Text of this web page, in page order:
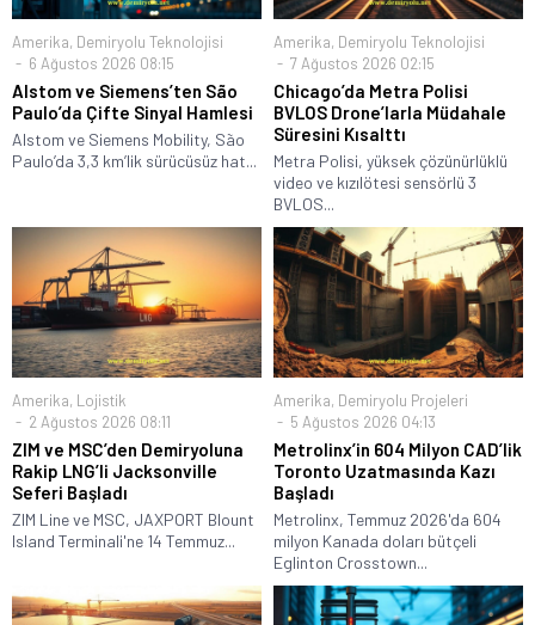
Amerika, Demiryolu Teknolojisi
6 Ağustos 2026 08:15
Alstom ve Siemens’ten São
Paulo’da Çifte Sinyal Hamlesi
Alstom ve Siemens Mobility, São
Paulo’da 3,3 km’lik sürücüsüz hat...
Amerika, Demiryolu Teknolojisi
7 Ağustos 2026 02:15
Chicago’da Metra Polisi
BVLOS Drone’larla Müdahale
Süresini Kısalttı
Metra Polisi, yüksek çözünürlüklü
video ve kızılötesi sensörlü 3
BVLOS...
Amerika, Lojistik
2 Ağustos 2026 08:11
ZIM ve MSC’den Demiryoluna
Rakip LNG’li Jacksonville
Seferi Başladı
ZIM Line ve MSC, JAXPORT Blount
Island Terminali'ne 14 Temmuz...
Amerika, Demiryolu Projeleri
5 Ağustos 2026 04:13
Metrolinx’in 604 Milyon CAD’lik
Toronto Uzatmasında Kazı
Başladı
Metrolinx, Temmuz 2026'da 604
milyon Kanada doları bütçeli
Eglinton Crosstown...